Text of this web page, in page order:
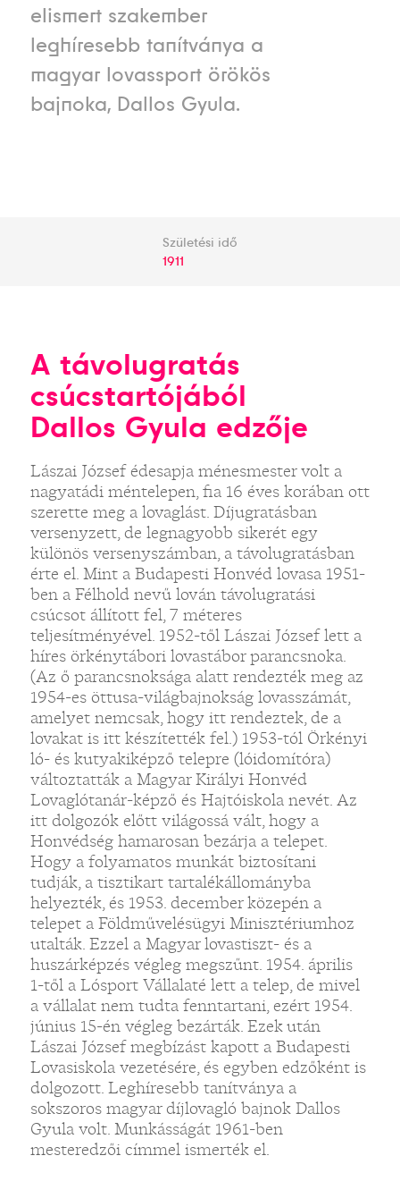
elismert szakember
leghíresebb tanítványa a
magyar lovassport örökös
bajnoka, Dallos Gyula.
Születési idő
1911
A távolugratás
csúcstartójából
Dallos Gyula edzője
Lászai József édesapja ménesmester volt a
nagyatádi méntelepen, fia 16 éves korában ott
szerette meg a lovaglást. Díjugratásban
versenyzett, de legnagyobb sikerét egy
különös versenyszámban, a távolugratásban
érte el. Mint a Budapesti Honvéd lovasa 1951-
ben a Félhold nevű lován távolugratási
csúcsot állított fel, 7 méteres
teljesítményével. 1952-től Lászai József lett a
híres örkénytábori lovastábor parancsnoka.
(Az ő parancsnoksága alatt rendezték meg az
1954-es öttusa-világbajnokság lovasszámát,
amelyet nemcsak, hogy itt rendeztek, de a
lovakat is itt készítették fel.) 1953-tól Örkényi
ló- és kutyakiképző telepre (lóidomítóra)
változtatták a Magyar Királyi Honvéd
Lovaglótanár-képző és Hajtóiskola nevét. Az
itt dolgozók előtt világossá vált, hogy a
Honvédség hamarosan bezárja a telepet.
Hogy a folyamatos munkát biztosítani
tudják, a tisztikart tartalékállományba
helyezték, és 1953. december közepén a
telepet a Földművelésügyi Minisztériumhoz
utalták. Ezzel a Magyar lovastiszt- és a
huszárképzés végleg megszűnt. 1954. április
1-től a Lósport Vállalaté lett a telep, de mivel
a vállalat nem tudta fenntartani, ezért 1954.
június 15-én végleg bezárták. Ezek után
Lászai József megbízást kapott a Budapesti
Lovasiskola vezetésére, és egyben edzőként is
dolgozott. Leghíresebb tanítványa a
sokszoros magyar díjlovagló bajnok Dallos
Gyula volt. Munkásságát 1961-ben
mesteredzői címmel ismerték el.